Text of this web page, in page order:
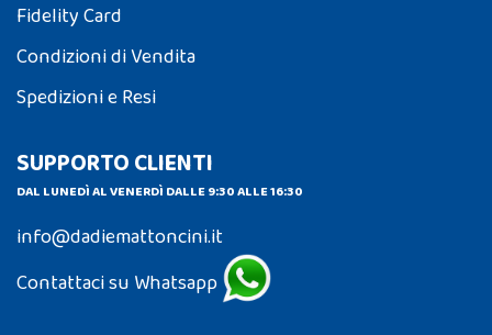
Fidelity Card
Condizioni di Vendita
Spedizioni e Resi
SUPPORTO CLIENTI
DAL LUNEDÌ AL VENERDÌ DALLE 9:30 ALLE 16:30
info@dadiemattoncini.it
Contattaci su Whatsapp